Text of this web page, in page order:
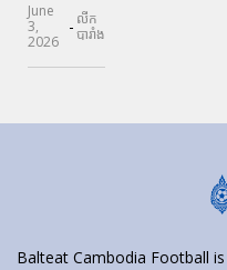
June
3,
2026
- លីក
បារាំង
Balteat Cambodia Football